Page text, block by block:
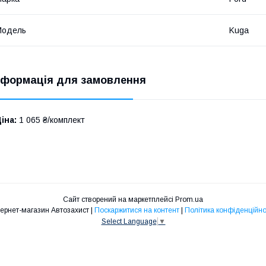
Kuga
для замовлення
1 065 ₴/комплект
Сайт створений на маркетплейсі Prom.ua
Інтернет-магазин Автозахист | Поскаржитися на контент | Політика
Select Language ▼